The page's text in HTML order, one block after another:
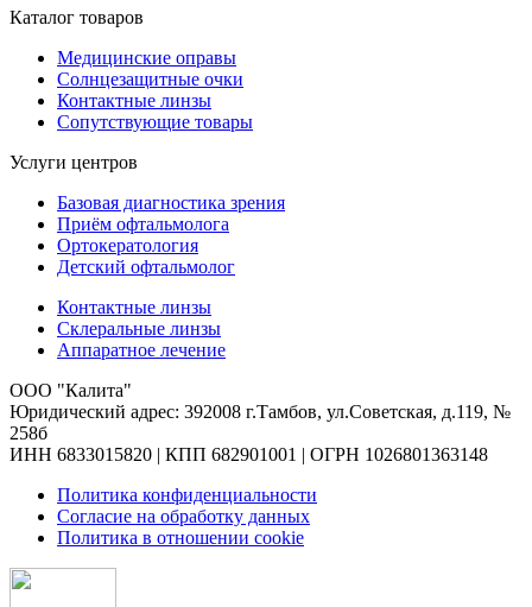
Каталог товаров
Медицинские оправы
Солнцезащитные очки
Контактные линзы
Сопутствующие товары
Услуги центров
Базовая диагностика зрения
Приём офтальмолога
Ортокератология
Детский офтальмолог
Контактные линзы
Склеральные линзы
Аппаратное лечение
ООО "Калита"
Юридический адрес: 392008 г.Тамбов, ул.Советская, д.119, №
258б
ИНН 6833015820 | КПП 682901001 | ОГРН 1026801363148
Политика конфиденциальности
Согласие на обработку данных
Политика в отношении cookie